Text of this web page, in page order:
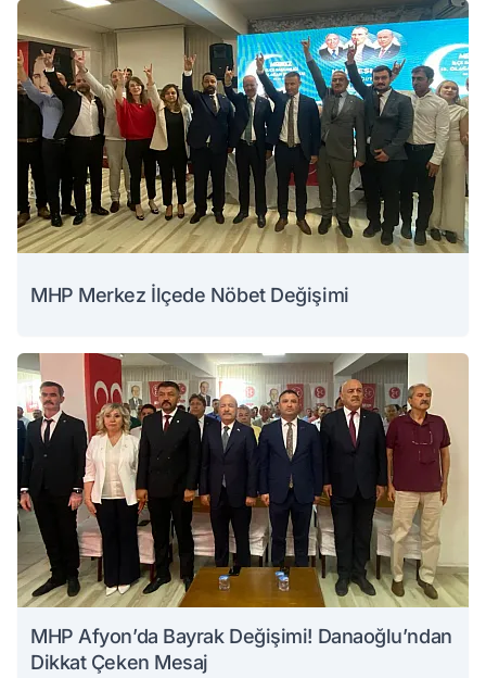
MHP Merkez İlçede Nöbet Değişimi
MHP Afyon’da Bayrak Değişimi! Danaoğlu’ndan
Dikkat Çeken Mesaj